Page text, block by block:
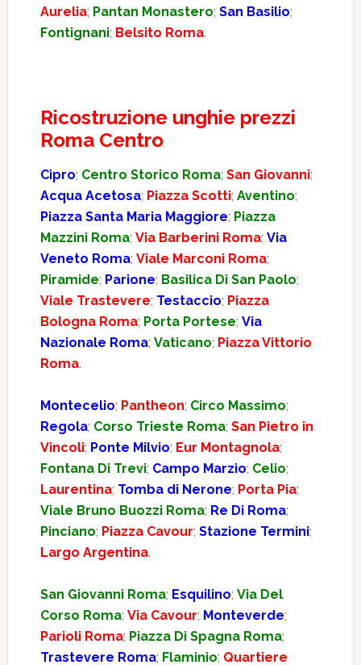
Aurelia; Pantan Monastero; San Basilio;
Fontignani; Belsito Roma.
Ricostruzione unghie prezzi
Roma Centro
Cipro; Centro Storico Roma; San Giovanni;
Acqua Acetosa; Piazza Scotti; Aventino;
Piazza Santa Maria Maggiore; Piazza
Mazzini Roma; Via Barberini Roma; Via
Veneto Roma; Viale Marconi Roma;
Piramide; Parione; Basilica Di San Paolo;
Viale Trastevere; Testaccio; Piazza
Bologna Roma; Porta Portese; Via
Nazionale Roma; Vaticano; Piazza Vittorio
Roma.
Montecelio; Pantheon; Circo Massimo;
Regola; Corso Trieste Roma; San Pietro in
Vincoli; Ponte Milvio; Eur Montagnola;
Fontana Di Trevi; Campo Marzio; Celio;
Laurentina; Tomba di Nerone; Porta Pia;
Viale Bruno Buozzi Roma; Re Di Roma;
Pinciano; Piazza Cavour; Stazione Termini;
Largo Argentina.
San Giovanni Roma; Esquilino; Via Del
Corso Roma; Via Cavour; Monteverde;
Parioli Roma; Piazza Di Spagna Roma;
Trastevere Roma; Flaminio; Quartiere